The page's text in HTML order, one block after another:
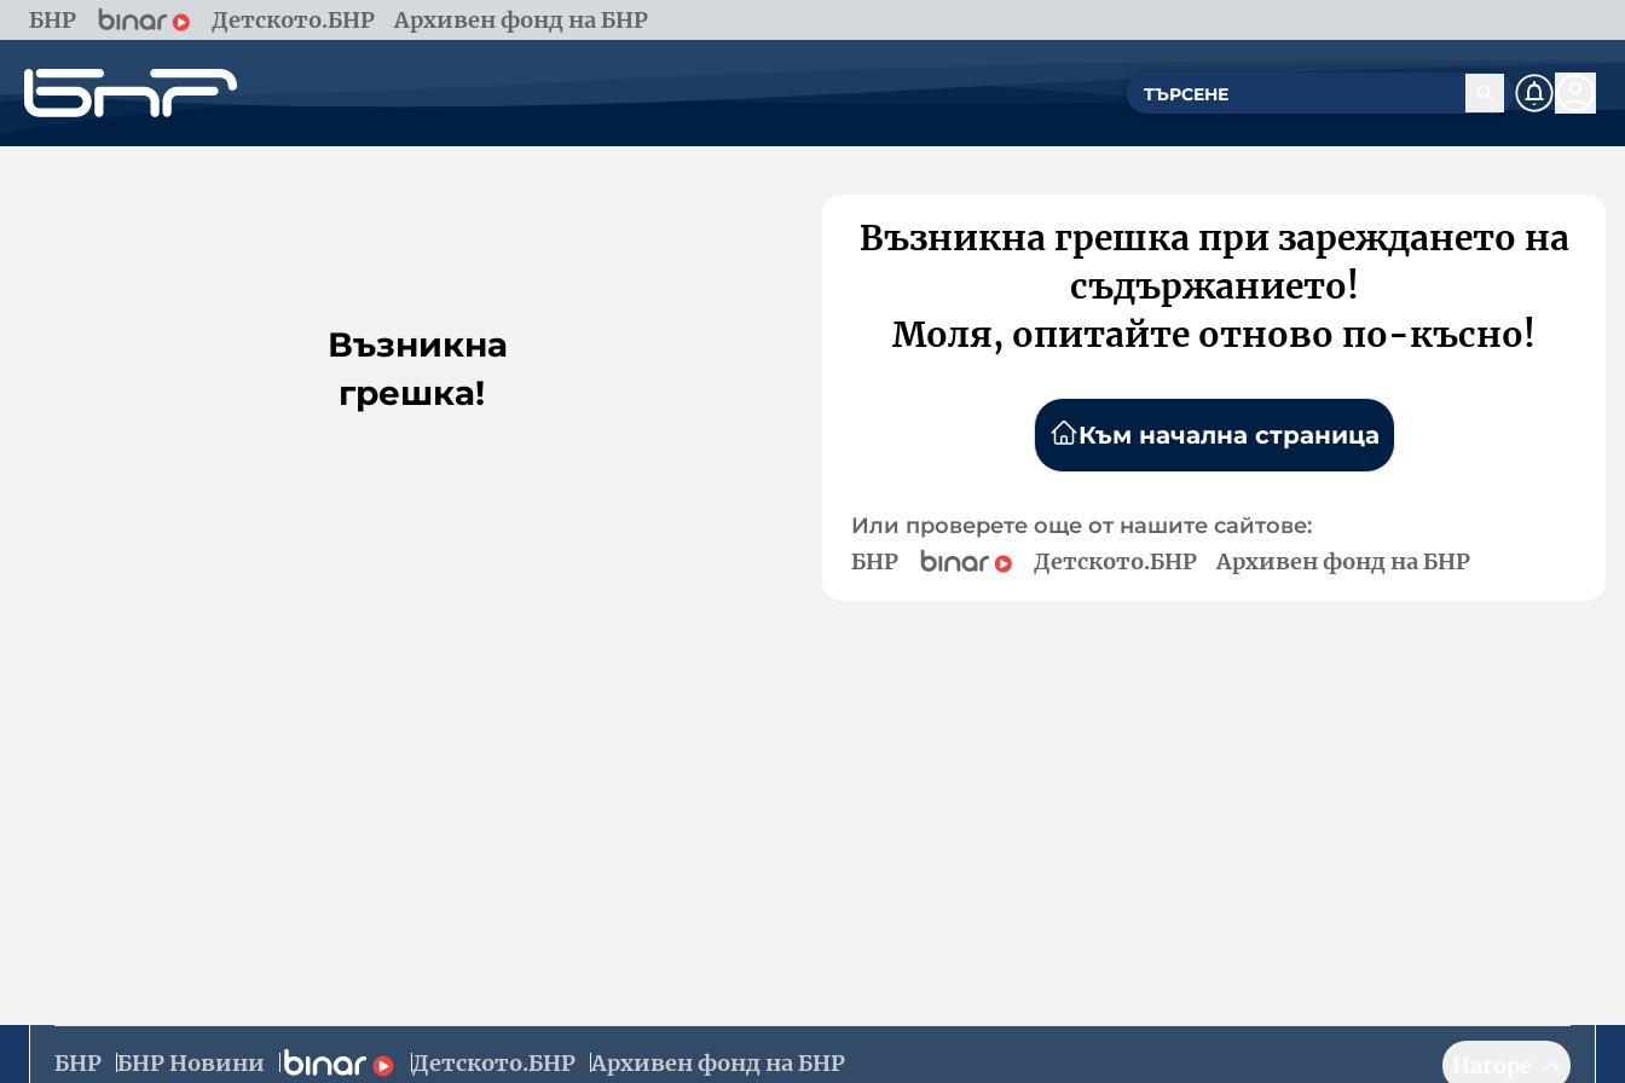
БНР Детското.БНР Архивен фонд на БНР
Възникна
грешка!
Възникна грешка при зареждането на
съдържанието!
Моля, опитайте отново по-късно!
Към начална страница
Или проверете още от нашите сайтове:
БНР Детското.БНР Архивен фонд на БНР
БНР БНР Новини Детското.БНР Архивен фонд на БНР